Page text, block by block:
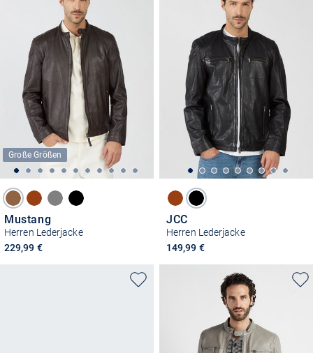
Große Größen
Mustang
Herren Lederjacke
229,99 €
JCC
Herren Lederjacke
149,99 €